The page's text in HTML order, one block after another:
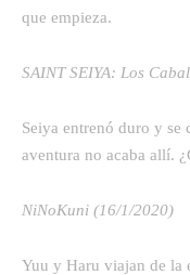
que empieza.
SAINT SEIYA: Los
Seiya entrenó duro y se
aventura no acaba allí.
NiNoKuni (16/1/2020)
Yuu y Haru viajan de la